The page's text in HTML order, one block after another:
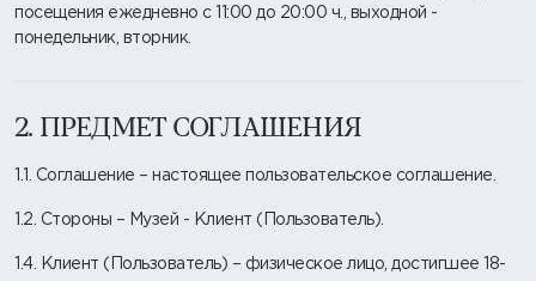
посещения ежедневно с 11:00 до 20:00 ч., выходной -
понедельник, вторник.
2. ПРЕДМЕТ СОГЛАШЕНИЯ
1.1. Соглашение – настоящее пользовательское соглашение.
1.2. Стороны – Музей - Клиент (Пользователь).
1.4. Клиент (Пользователь) – физическое лицо, достигшее 18-